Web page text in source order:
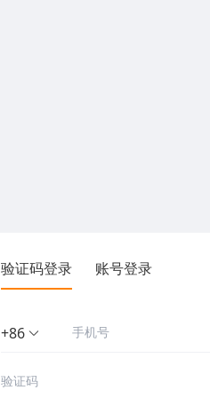
验证码登录 账号登录
+86